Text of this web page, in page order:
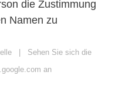
die Zustimmung
Namen zu
| Sehen Sie sich die
an